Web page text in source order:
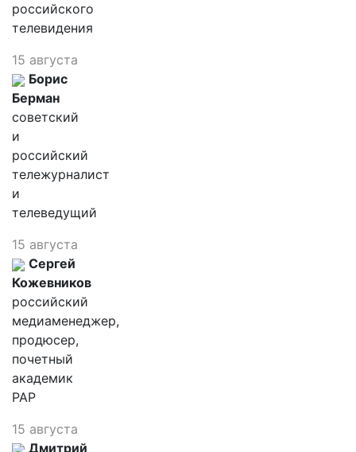
российского
телевидения
15 августа
Борис
Берман
советский
и
российский
тележурналист
и
телеведущий
15 августа
Сергей
Кожевников
российский
медиаменеджер,
продюсер,
почетный
академик
РАР
15 августа
Дмитрий